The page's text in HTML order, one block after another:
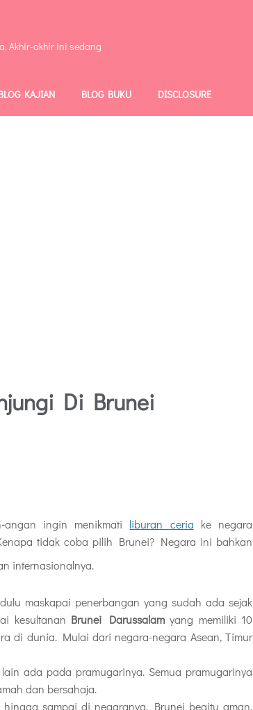
Akhir-akhir ini sedang
KAJIAN BLOG BUKU DISCLOSURE
Di Brunei
angan ingin menikmati liburan ceria ke negara
tidak coba pilih Brunei? Negara ini bahkan
internasionalnya.
maskapai penerbangan yang sudah ada sejak
kesultanan Brunei Darussalam yang memiliki 10
di dunia. Mulai dari negara-negara Asean, Timur
ada pada pramugarinya. Semua pramugarinya
dan bersahaja.
sampai di negaranya. Brunei begitu aman,